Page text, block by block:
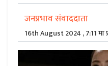
जनप्रभाव संवाददाता
16th August 2024 , 7:11 मा